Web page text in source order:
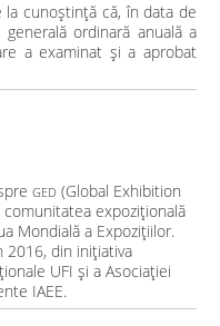
la cunoştinţă că, în data de
ordinară anuală a
a examinat şi a aprobat
GED (Global Exhibition
expozițională
Mondială a Expozițiilor.
2016, din inițiativa
UFI și a Asociației
IAEE.